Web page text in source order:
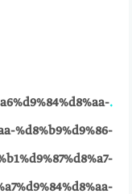
.
%d8%b9%d9%86-